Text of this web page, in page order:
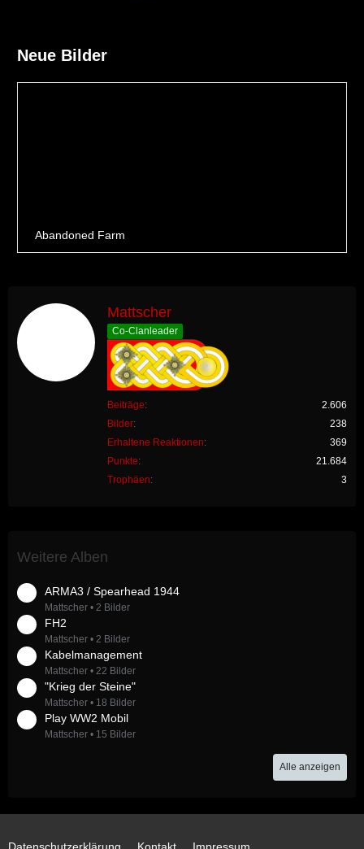
Neue Bilder
Mattscher
Co-Clanleader
Beiträge
2.606
Bilder
238
Erhaltene Reaktionen
369
Punkte
21.684
Trophäen
3
Weitere Alben
ARMA3 / Spearhead 1944
Mattscher 2 Bilder
FH2
Mattscher 2 Bilder
Kabelmanagement
Mattscher 22 Bilder
"Krieg der Steine"
Mattscher 18 Bilder
Play WW2 Mobil
Mattscher 15 Bilder
Alle anzeigen